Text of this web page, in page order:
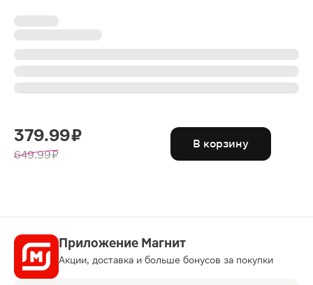
379.99 ₽
649.99 ₽
В корзину
Приложение Магнит
Акции, доставка и больше бонусов за покупки